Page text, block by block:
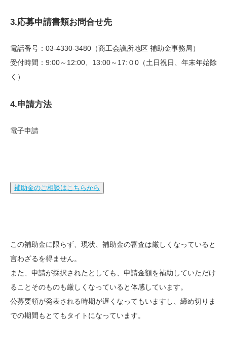
3.応募申請書類お問合せ先
電話番号：03-4330-3480（商工会議所地区 補助金事務局）
受付時間：9:00～12:00、13:00～17:０0（土日祝日、年末年始除
く）
4.申請方法
電子申請
補助金のご相談はこちらから
この補助金に限らず、現状、補助金の審査は厳しくなっていると
言わざるを得ません。
また、申請が採択されたとしても、申請金額を補助していただけ
ることそのものも厳しくなっていると体感しています。
公募要領が発表される時期が遅くなってもいますし、締め切りま
での期間もとてもタイトになっています。